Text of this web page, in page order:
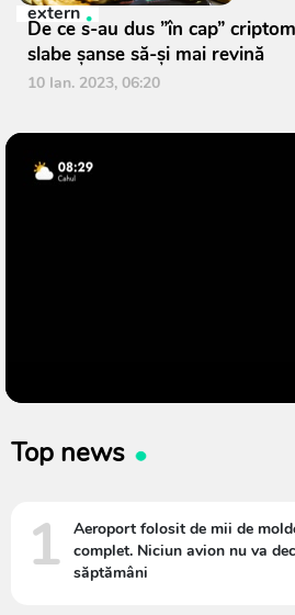
extern
De ce s-au dus ”în cap”
slabe șanse să-și mai revină
10 Ian. 2023, 06:20
Top news
1
Aeroport folosit de mii de
complet. Niciun avion nu va
săptămâni